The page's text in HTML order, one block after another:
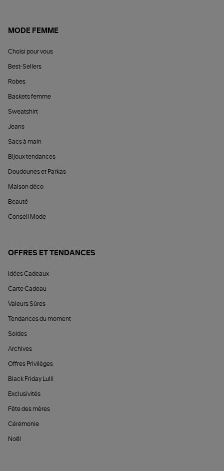
MODE FEMME
Choisi pour vous
Best-Sellers
Robes
Baskets femme
Sweatshirt
Jeans
Sacs à main
Bijoux tendances
Doudounes et Parkas
Maison déco
Beauté
Conseil Mode
OFFRES ET TENDANCES
Idées Cadeaux
Carte Cadeau
Valeurs Sûres
Tendances du moment
Soldes
Archives
Offres Privilèges
Black Friday Lulli
Exclusivités
Fête des mères
Cérémonie
Noël